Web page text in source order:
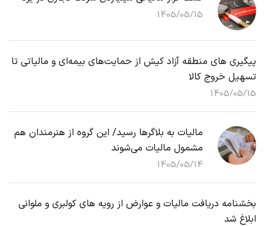
1405/05/15
پیگیری های منطقه آزاد کیش از حمایت‌های بیمه‌ای و مالیاتی تا
تسهیل خروج کالا
1405/05/15
مالیات به بلاگرها رسید/ این گروه از هنرمندان هم
مشمول مالیات می‌شوند
1405/05/14
بخشنامه دریافت مالیات و عوارض از رویه های کولبری و ملوانی
ابلاغ شد